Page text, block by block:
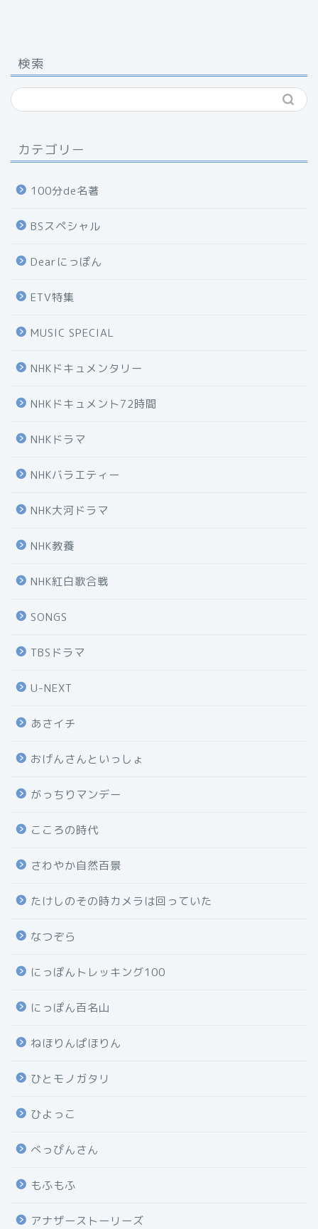
検索
カテゴリー
100分de名著
BSスペシャル
Dearにっぽん
ETV特集
MUSIC SPECIAL
NHKドキュメンタリー
NHKドキュメント72時間
NHKドラマ
NHKバラエティー
NHK大河ドラマ
NHK教養
NHK紅白歌合戦
SONGS
TBSドラマ
U-NEXT
あさイチ
おげんさんといっしょ
がっちりマンデー
こころの時代
さわやか自然百景
たけしのその時カメラは回っていた
なつぞら
にっぽんトレッキング100
にっぽん百名山
ねほりんぱほりん
ひとモノガタリ
ひよっこ
べっぴんさん
もふもふ
アナザーストーリーズ